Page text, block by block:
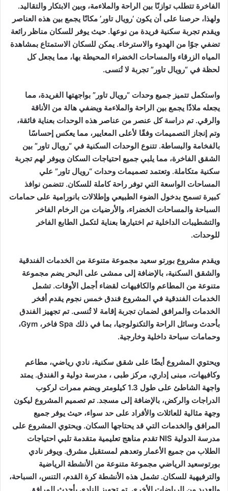
الفاخرة تتطلب توازنًا بين الراحة والملاءمة، وبين الابتكار والتقاليد.
ولهذا، حرصنا على أن يكون ‘رويال تاور’ مكانًا يجمع بين هذه العناصر
ويقدم تجربة سكنية فريدة من نوعها. حيث يوفر للسكان مناظر رائعة
تضفي جوًا من الهدوء والاسترخاء. يمكن للسكان الاستمتاع بمشاهدة
المياه الزرقاء والمساحات الخضراء المحيطة بها، مما يجعل كل
لحظة في “رويال تاور” تجربة لا تُنسى.
واستكمل تتميز جميع وحدات “رويال تاور” بواجهتها الفريدة، مما
يجعله ملاذًا يجمع بين الراحة والملاءمة ويضفي هالة من الأناقة
والرقي. تم دراسة كل عنصر من عناصر هذه الوحدات بعناية فائقة،
وتم إنجاز التصميمات وفقًا لأعلى المعايير، مما يعكس إحساسًا
بالفخامة والبساطة. تتنوع الوحدات السكنية في “رويال تاور” بين
الشقق الفاخرة، مما يلبي جميع احتياجات السكان ويوفر لهم تجربة
سكنية متكاملة. وتعتمد تصميمات وحدات “رويال تاور” علي
المساحات الواسعة التي توفر راحة كاملة للسكان. تتضمن نوافذ
كبيرة تسمح بدخول الضوء الطبيعي وإطلالات بانورامية على حمامات
السباحة والمساحات الخضراء، والأرضيات من الرخام الفاخر
والتشطيبات الداخلية تم اختيارها بعناية لتكمل الطابع الفاخر
للوحدات.
ويقدم مشروع بورتو سعيد مجموعة متنوعة من الخدمات الفندقية
والشقق السكنية، بالإضافة إلى ممشى على البحر يضم مجموعة
متنوعة من المطاعم والكافيهات لقضاء أجمل الأوقات. تشمل
الخدمات الفندقية في المشروع فندق خمس نجوم يقدم أفخر
الخدمات والمرافق لضمان تجربة إقامة لا تُنسى. تم تجهيز الفندق
بأحدث وسائل الراحة والتكنولوجيا، بما في ذلك Spa فاخر، Gym،
وحمامات سباحة داخلية وخارجية.
ويحتوي المشروع أيضًا على شقق سكنية، نادي رياضي، مطاعم
وكافيهات، مبنى إداري، مركز طبى ، مدرسة دولية و الفندق. يمتد
واجهة الشاطئ على طول 1.3 كيلومتر ويضم ممرات لركوب
الدراجات والركض، بالإضافة إلى مسجد. تم تصميم المشروع ليكون
وجهة مثالية للعائلات والأفراد على حد سواء، حيث يوفر جميع
المرافق والخدمات التي قد يحتاجها السكان. ويحتوي المشروع على
مدرسة الدولية NIS تقدم مناهج تعليمية متقدمة تلبي احتياجات
الطلاب من جميع الأعمار وتعدهم لمستقبل مشرق. ويوفر نادي
بورتوسعيد الرياضي مجموعة متنوعة من الأنشطة الرياضية
والترفيهية للسكان. تشمل هذه الأنشطة كرة القدم، التنس، السباحة،
والعديد من الرياضات الأخرى. تم تجهيز النادي بأحدث المرافق